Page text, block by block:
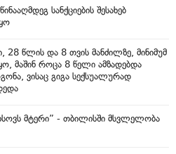
სანქციების შესახებ
წლის და 8 თვის მანძილზე, მინიმუმ
მაშინ როცა 8 წელი ამზადებდა
ვისაც გიგა სექსუალურად
მტერი” - თბილისში მსვლელობა